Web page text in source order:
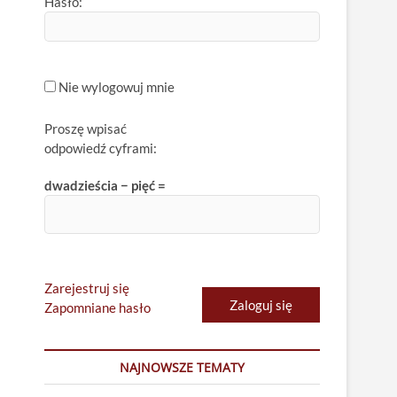
Nie wylogowuj mnie
Proszę wpisać
odpowiedź cyframi:
dwadzieścia − pięć =
Zaloguj się
Zarejestruj się
Zapomniane hasło
NAJNOWSZE TEMATY